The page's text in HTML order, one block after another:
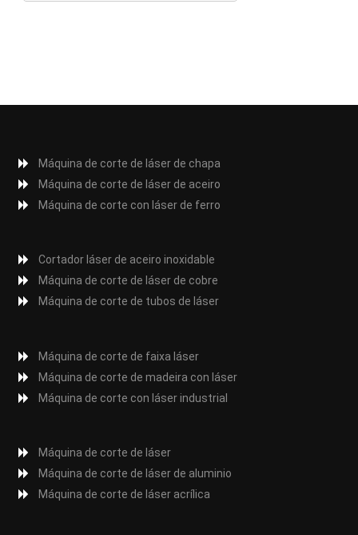
Máquina de corte de láser de chapa
Máquina de corte de láser de aceiro
Máquina de corte con láser de ferro
Cortador láser de aceiro inoxidable
Máquina de corte de láser de cobre
Máquina de corte de tubos de láser
Máquina de corte de faixa láser
Máquina de corte de madeira con láser
Máquina de corte con láser industrial
Máquina de corte de láser
Máquina de corte de láser de aluminio
Máquina de corte de láser acrílica